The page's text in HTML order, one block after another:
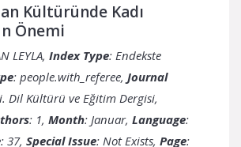
Kültüründe Kadı
Önemi
LEYLA, Index Type: Endekste
: people.with_referee, Journal
Dil Kültürü ve Eğitim Dergisi,
: 1, Month: Januar, Language:
: 37, Special Issue: Not Exists, Page: